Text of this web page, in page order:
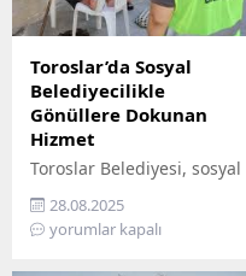
Toroslar’da Sosyal
Belediyecilikle
Gönüllere Dokunan
Hizmet
Toroslar Belediyesi, sosyal
belediyecilik anlayışıyla
vatandaşların gönüllerine
dokunmaya devam ediyor.
28.08.2025
yorumlar kapalı